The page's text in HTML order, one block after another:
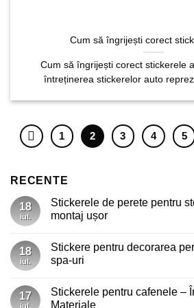
Cum să îngrijești corect
Cum să îngrijești corect stickerele
întreținerea stickerelor auto
1 2 3 4 5
RECENTE
18
iul.
Stickerele de perete pentru
montaj ușor
la
de
stomatologii
aplicare
18
iul.
Stickere pentru decorarea
spa-uri
la
Stickere
17
iul.
Stickerele pentru cafenele –
Materiale